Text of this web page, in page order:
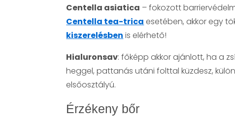
Centella asiatica – fokozott
Centella tea-trica esetében, akkor egy
kiszerelésben is elérhető!
Hialuronsav: főképp akkor ajánlott, ha a
heggel, pattanás utáni folttal küzdesz,
elsőosztályú.
Érzékeny bőr